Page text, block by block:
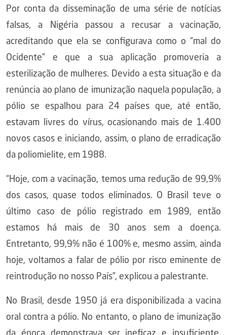
Por conta da disseminação de uma série de notícias
falsas, a Nigéria passou a recusar a vacinação,
acreditando que ela se configurava como o “mal do
Ocidente” e que a sua aplicação promoveria a
esterilização de mulheres. Devido a esta situação e da
renúncia ao plano de imunização naquela população, a
pólio se espalhou para 24 países que, até então,
estavam livres do vírus, ocasionando mais de 1.400
novos casos e iniciando, assim, o plano de erradicação
da poliomielite, em 1988.
“Hoje, com a vacinação, temos uma redução de 99,9%
dos casos, quase todos eliminados. O Brasil teve o
último caso de pólio registrado em 1989, então
estamos há mais de 30 anos sem a doença.
Entretanto, 99,9% não é 100% e, mesmo assim, ainda
hoje, voltamos a falar de pólio por risco eminente de
reintrodução no nosso País”, explicou a palestrante.
No Brasil, desde 1950 já era disponibilizada a vacina
oral contra a pólio. No entanto, o plano de imunização